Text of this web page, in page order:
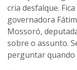
cria desfalque.
governadora
Mossoró,
sobre o assunto.
perguntar